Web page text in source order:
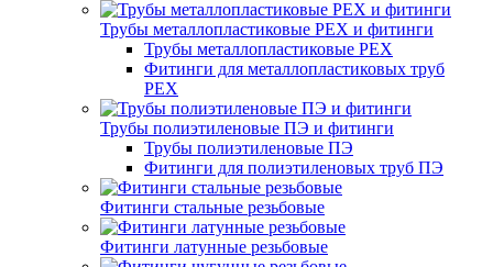
Трубы металлопластиковые PEX и фитинги
Трубы металлопластиковые PEX
Фитинги для металлопластиковых труб
PEX
Трубы полиэтиленовые ПЭ и фитинги
Трубы полиэтиленовые ПЭ
Фитинги для полиэтиленовых труб ПЭ
Фитинги стальные резьбовые
Фитинги латунные резьбовые